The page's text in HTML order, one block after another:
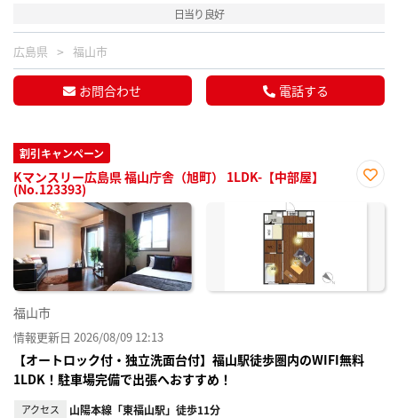
日当り良好
広島県 福山市
お問合わせ 電話する
割引キャンペーン
Kマンスリー広島県 福山庁舎（旭町） 1LDK-【中部屋】
(No.123393)
に入
福山市
情報更新日 2026/08/09 12:13
【オートロック付・独立洗面台付】福山駅徒歩圏内のWIFI無料
1LDK！駐車場完備で出張へおすすめ！
アクセス 山陽本線「東福山駅」徒歩11分